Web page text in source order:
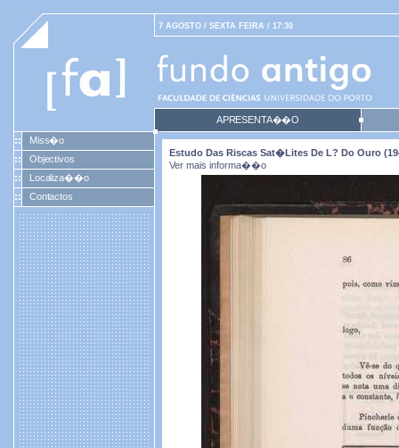
7 AGOSTO / SEXTA FEIRA / 17:30
APRESENTA��O
Miss�o
Objectivos
Localiza��o
Contactos
Estudo Das Riscas Sat�lites De L? Do Ouro
Ver mais informa��o